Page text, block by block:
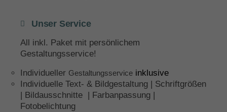
Unser Service
All inkl. Paket mit persönlichem
Gestaltungsservice!
Individueller Gestaltungsservice inklusive
Individuelle Text- & Bildgestaltung | Schriftgrößen
| Bildausschnitte | Farbanpassung |
Fotobelichtung